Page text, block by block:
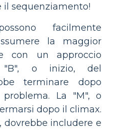
il sequenziamento!
facilmente
la maggior
con un approccio
"B", o inizio, del
terminare dopo
problema. La "M", o
dopo il climax.
dovrebbe includere e